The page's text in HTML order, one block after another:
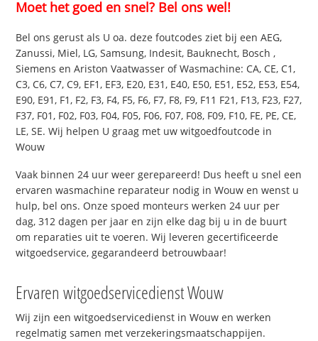
Moet het goed en snel? Bel ons wel!
Bel ons gerust als U oa. deze foutcodes ziet bij een AEG,
Zanussi, Miel, LG, Samsung, Indesit, Bauknecht, Bosch ,
Siemens en Ariston Vaatwasser of Wasmachine: CA, CE, C1,
C3, C6, C7, C9, EF1, EF3, E20, E31, E40, E50, E51, E52, E53, E54,
E90, E91, F1, F2, F3, F4, F5, F6, F7, F8, F9, F11 F21, F13, F23, F27,
F37, F01, F02, F03, F04, F05, F06, F07, F08, F09, F10, FE, PE, CE,
LE, SE. Wij helpen U graag met uw witgoedfoutcode in
Wouw
Vaak binnen 24 uur weer gerepareerd! Dus heeft u snel een
ervaren wasmachine reparateur nodig in Wouw en wenst u
hulp, bel ons. Onze spoed monteurs werken 24 uur per
dag, 312 dagen per jaar en zijn elke dag bij u in de buurt
om reparaties uit te voeren. Wij leveren gecertificeerde
witgoedservice, gegarandeerd betrouwbaar!
Ervaren witgoedservicedienst Wouw
Wij zijn een witgoedservicedienst in Wouw en werken
regelmatig samen met verzekeringsmaatschappijen.